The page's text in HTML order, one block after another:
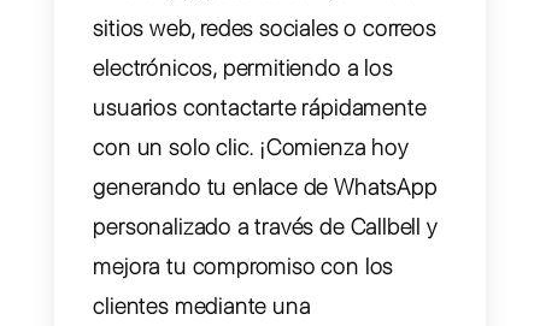
número de WhatsApp, lo que
permite a los usuarios iniciar una
conversación contigo
a través de WhatsApp. Esta
es perfecta para empresas y
profesionales que buscan
simplificar la comunicación con los